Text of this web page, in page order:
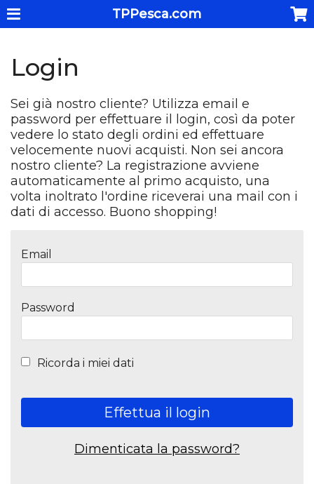
TPPesca.com
Login
Sei già nostro cliente? Utilizza email e
password per effettuare il login, così da poter
vedere lo stato degli ordini ed effettuare
velocemente nuovi acquisti. Non sei ancora
nostro cliente? La registrazione avviene
automaticamente al primo acquisto, una
volta inoltrato l'ordine riceverai una mail con i
dati di accesso. Buono shopping!
Email
Password
Ricorda i miei dati
Effettua il login
Dimenticata la password?